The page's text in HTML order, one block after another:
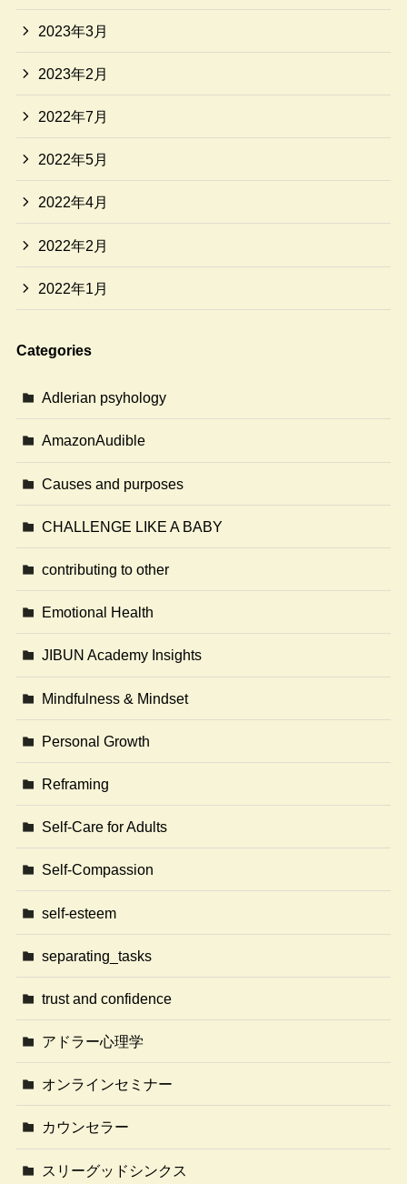
2023年3月
2023年2月
2022年7月
2022年5月
2022年4月
2022年2月
2022年1月
Categories
Adlerian psyhology
AmazonAudible
Causes and purposes
CHALLENGE LIKE A BABY
contributing to other
Emotional Health
JIBUN Academy Insights
Mindfulness & Mindset
Personal Growth
Reframing
Self-Care for Adults
Self-Compassion
self-esteem
separating_tasks
trust and confidence
アドラー心理学
オンラインセミナー
カウンセラー
スリーグッドシンクス